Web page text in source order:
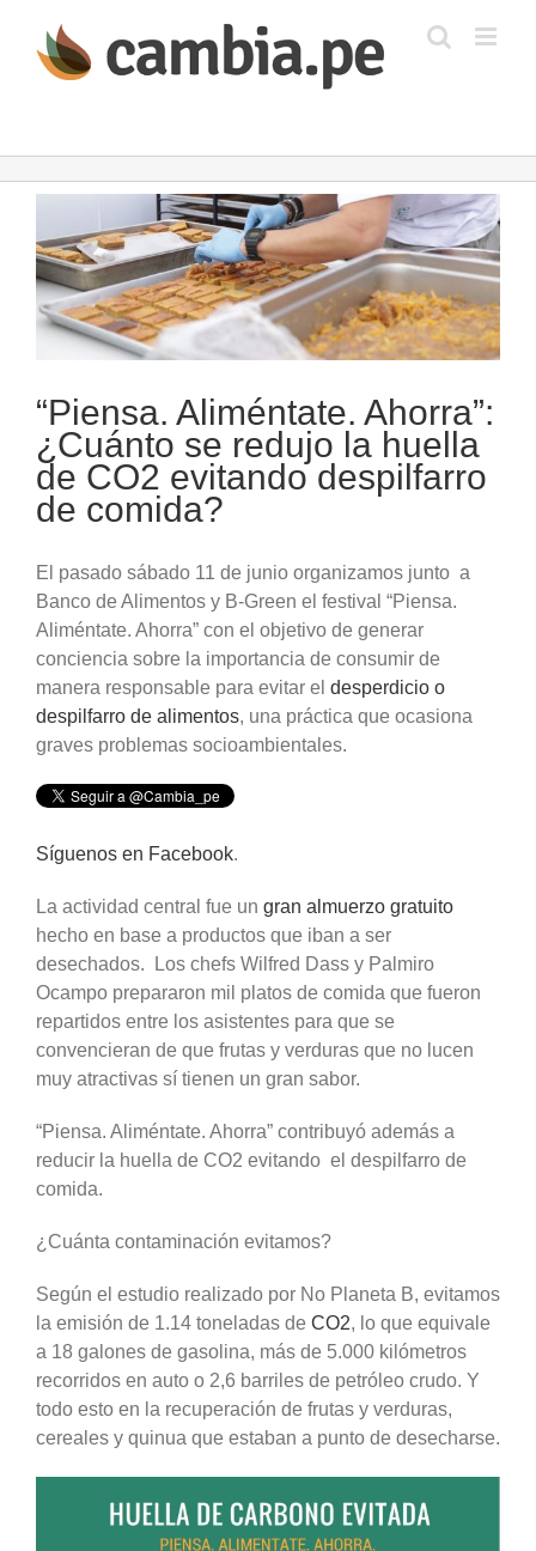
contenido
imagen
más
grande
“Piensa. Aliméntate. Ahorra”:
¿Cuánto se redujo la huella
de CO2 evitando despilfarro
de comida?
El pasado sábado 11 de junio organizamos junto a
Banco de Alimentos y B-Green el festival “Piensa.
Aliméntate. Ahorra” con el objetivo de generar
conciencia sobre la importancia de consumir de
manera responsable para evitar el desperdicio o
despilfarro de alimentos, una práctica que ocasiona
graves problemas socioambientales.
Síguenos en Facebook.
La actividad central fue un gran almuerzo gratuito
hecho en base a productos que iban a ser
desechados. Los chefs Wilfred Dass y Palmiro
Ocampo prepararon mil platos de comida que fueron
repartidos entre los asistentes para que se
convencieran de que frutas y verduras que no lucen
muy atractivas sí tienen un gran sabor.
“Piensa. Aliméntate. Ahorra” contribuyó además a
reducir la huella de CO2 evitando el despilfarro de
comida.
¿Cuánta contaminación evitamos?
Según el estudio realizado por No Planeta B, evitamos
la emisión de 1.14 toneladas de CO2, lo que equivale
a 18 galones de gasolina, más de 5.000 kilómetros
recorridos en auto o 2,6 barriles de petróleo crudo. Y
todo esto en la recuperación de frutas y verduras,
cereales y quinua que estaban a punto de desecharse.